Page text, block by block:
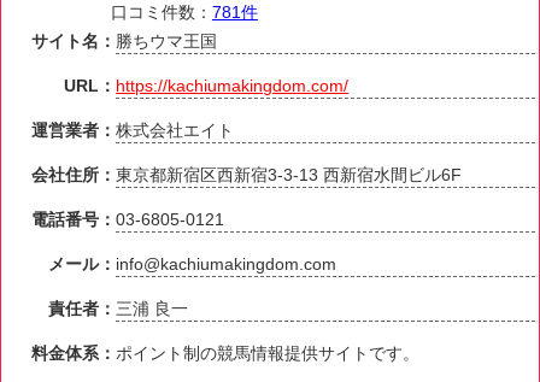
口コミ件数： 781件
サイト名： 勝ちウマ王国
URL： https://kachiumakingdom.com/
運営業者：株式会社エイト
会社住所：東京都新宿区西新宿3-3-13 西新宿水間ビル6F
電話番号：03-6805-0121
メール： info@kachiumakingdom.com
責任者： 三浦 良一
料金体系： ポイント制の競馬情報提供サイトです。